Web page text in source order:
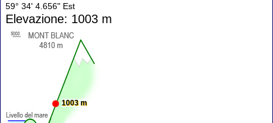
59° 34' 4.656" Est
Elevazione: 1003 m
1003 m